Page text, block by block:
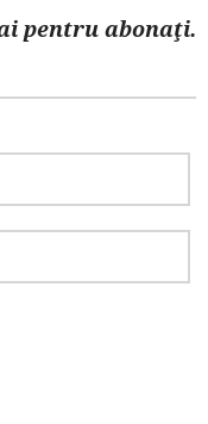
pentru abonaţi.